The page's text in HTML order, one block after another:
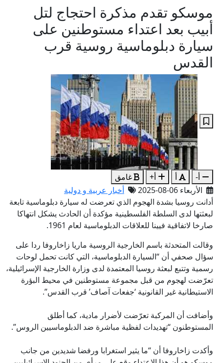
موسكو تقدم مذكرة احتجاج لتل
أبيب بعد اعتداء مستوطنين على
سيارة دبلوماسية روسية قرب
القدس
أ- أ أ+
غامق
الأربعاء 06-08-2025
أخبار عربية و دولية
أدانت روسيا بشدة الهجوم الذي تعرضت له سيارة دبلوماسية تابعة
لبعثتها لدى السلطة الفلسطينية مؤكدة أن الحادث يشكل انتهاكا
صارخا لاتفاقية فيينا للعلاقات الدبلوماسية لعام 1961.
وقالت المتحدثة باسم الخارجية الروسية ماريا زاخاروفا ردا على
سؤال صحفي أن “السيارة الدبلوماسية، التي كانت تحمل لوحات
رسمية وتتبع لبعثة روسيا المعتمدة لدى وزارة الخارجية الإسرائيلية،
تعرّضت لهجوم من قبل مجموعة مستوطنين في محيط البؤرة
الاستيطانية غير القانونية ‘جفعات آصاف’ قرب القدس”.
وأضافت أن المركبة تعرّضت لأضرار مادية، كما أطلق
المستوطنون “تهديدات لفظية مباشرة ضد الدبلوماسيين الروس”.
وأكدت زاخاروفا أن “ما يثير استغرابا ورفضا شديدين من جانب